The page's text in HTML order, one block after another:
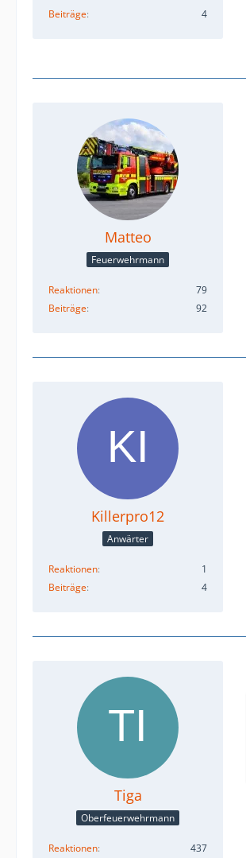
Beiträge
4
Matteo
Feuerwehrmann
Reaktionen
79
Beiträge
92
Killerpro12
Anwärter
Reaktionen
1
Beiträge
4
Tiga
Oberfeuerwehrmann
Reaktionen
437